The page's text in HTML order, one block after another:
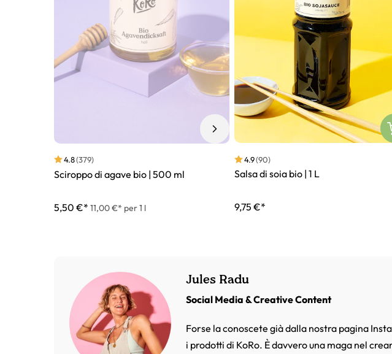
4.8(379)
Sciroppo di agave bio | 500 ml
5,50 €* 11,00 €* per 1 l
4.9(90)
Salsa di soia bio | 1 L
9,75 €*
Jules Radu
Social Media & Creative Content
Forse la conoscete già dalla nostra pagina
i prodotti di KoRo. È davvero una maga nel